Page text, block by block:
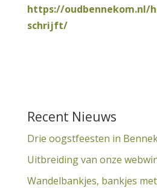
https://oudbennekom.nl/
schrijft/
Recent Nieuws
Drie oogstfeesten in
Uitbreiding van onze
Wandelbankjes, bankjes